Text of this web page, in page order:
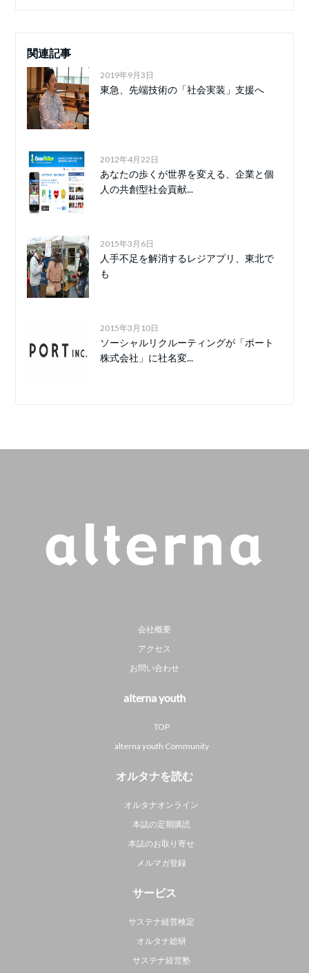
関連記事
2019年9月3日
東急、先端技術の「社会実装」支援へ
2012年4月22日
あなたの歩くが世界を変える、企業と個
人の共創型社会貢献...
2015年3月6日
人手不足を解消するレジアプリ、東北で
も
2015年3月10日
ソーシャルリクルーティングが「ポート
株式会社」に社名変...
会社概要
アクセス
お問い合わせ
alterna youth
TOP
alterna youth Community
オルタナを読む
オルタナオンライン
本誌の定期購読
本誌のお取り寄せ
メルマガ登録
サービス
サステナ経営検定
オルタナ総研
サステナ経営塾